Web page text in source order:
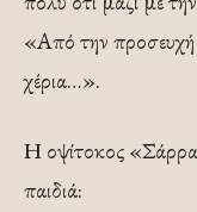
«Από την προσευχή
χέρια…».
Η οψίτοκος
παιδιά: